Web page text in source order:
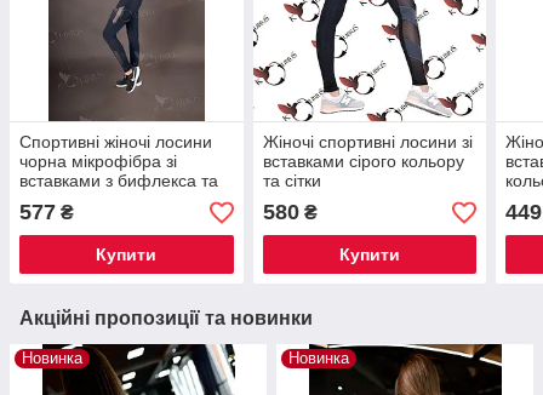
Спортивні жіночі лосини
чорна мікрофібра зі
вставками з бифлекса та
сітки
577 ₴
Купити
Жіночі спортивні лосини зі
вставками сірого кольору
та сітки
580₴
Купити
449
Акційні пропозиції та новинки
Новинка Новинка